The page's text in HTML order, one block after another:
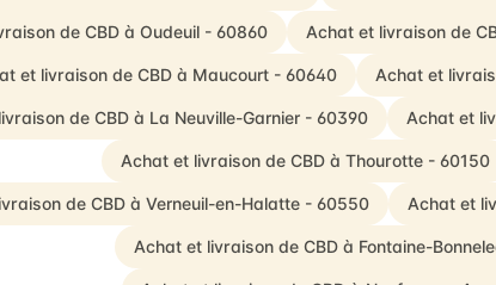
de CBD à Oudeuil - 60860 Achat et livraison de
et livraison de CBD à Maucourt - 60640 Achat et
de CBD à La Neuville-Garnier - 60390 Achat et
Achat et livraison de CBD à Thourotte - 60150
de CBD à Verneuil-en-Halatte - 60550 Achat et
Achat et livraison de CBD à Fontaine-